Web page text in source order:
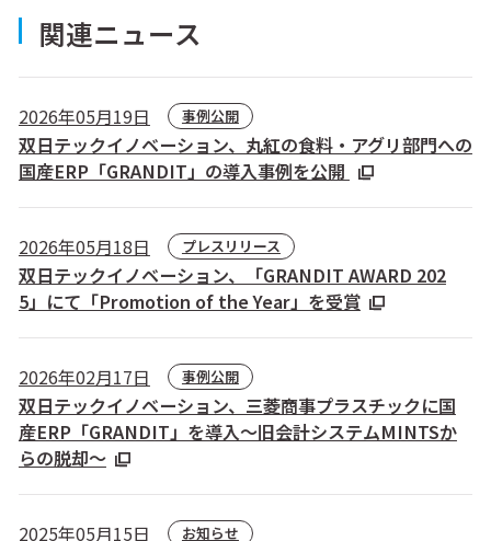
関連ニュース
2026年05月19日 事例公開
双日テックイノベーション、丸紅の食料・アグリ部門への
国産ERP「GRANDIT」の導入事例を公開
2026年05月18日 プレスリリース
双日テックイノベーション、「GRANDIT AWARD 202
5」にて「Promotion of the Year」を受賞
2026年02月17日 事例公開
双日テックイノベーション、三菱商事プラスチックに国
産ERP「GRANDIT」を導入～旧会計システムMINTSか
らの脱却～
2025年05月15日 お知らせ